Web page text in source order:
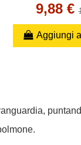
9,88 €
Aggiungi